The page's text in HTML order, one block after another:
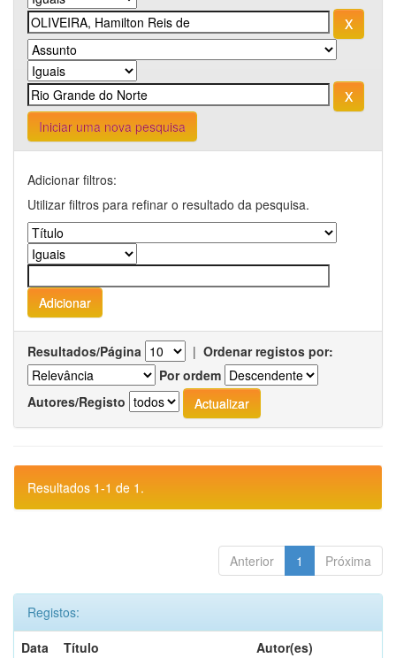
Iniciar uma nova pesquisa
Adicionar filtros:
Utilizar filtros para refinar o resultado da pesquisa.
Resultados/Página | Ordenar registos por:
Por ordem
Autores/Registo
Resultados 1-1 de 1.
Anterior 1 Próxima
Registos:
Data
Título
Autor(es)